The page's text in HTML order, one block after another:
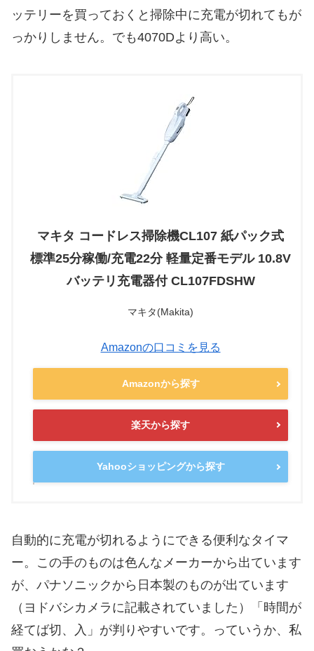
ッテリーを買っておくと掃除中に充電が切れてもが
っかりしません。でも4070Dより高い。
マキタ コードレス掃除機CL107 紙パック式
標準25分稼働/充電22分 軽量定番モデル 10.8V
バッテリ充電器付 CL107FDSHW
マキタ(Makita)
Amazonの口コミを見る
Amazonから探す
楽天から探す
Yahooショッピングから探す
自動的に充電が切れるようにできる便利なタイマ
ー。この手のものは色んなメーカーから出ています
が、パナソニックから日本製のものが出ています
（ヨドバシカメラに記載されていました）「時間が
経てば切、入」が判りやすいです。っていうか、私